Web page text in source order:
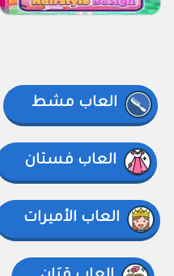
العاب مشط
العاب فستان
العاب الأميرات